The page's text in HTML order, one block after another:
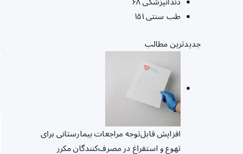
طب سنتی۱۵۱
جدیدترین مطالب
افزایش قابل‌توجه مراجعات بیمارستانی برای
تهوع و استفراغ در مصرف‌کنندگان مکرر